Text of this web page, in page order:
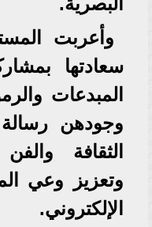
وأعربت
سعادتها
المبدعات
وجودهن
الثقافة
وتعزيز وعي
الإلكتروني.